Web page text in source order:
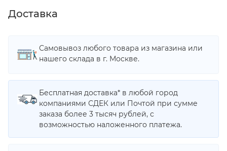
Доставка
Самовывоз любого товара из магазина или
нашего склада в г. Москве.
Бесплатная доставка* в любой город
компаниями СДЕК или Почтой при сумме
заказа более 3 тысяч рублей, с
возможностью наложенного платежа.